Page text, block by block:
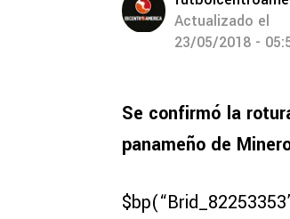
Actualizado el
23/05/2018 -
Se confirmó la
panameño de